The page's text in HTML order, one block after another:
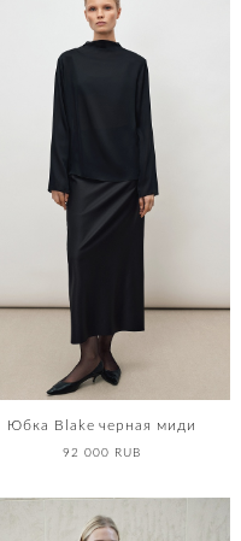
Юбка Blake черная миди
92 000 RUB